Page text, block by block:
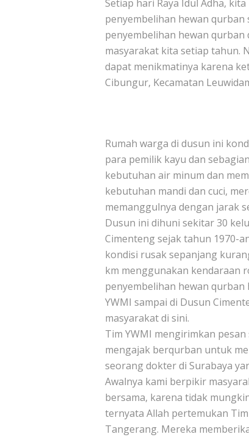
Setiap hari Raya Idul Adha,
penyembelihan hewan
penyembelihan hewan
masyarakat kita setiap tahun.
dapat menikmatinya karena
Cibungur, Kecamatan
Rumah warga di dusun ini
para pemilik kayu dan
kebutuhan air minum dan
kebutuhan mandi dan cuci,
memanggulnya dengan jarak
Dusun ini dihuni sekitar 30
Cimenteng sejak tahun 1970-
kondisi rusak sepanjang
km menggunakan kendaraan
penyembelihan hewan
YWMI sampai di Dusun
masyarakat di sini.
Tim YWMI mengirimkan
mengajak berqurban untuk
seorang dokter di Surabaya
Awalnya kami berpikir
bersama, karena tidak
ternyata Allah pertemukan
Tangerang. Mereka